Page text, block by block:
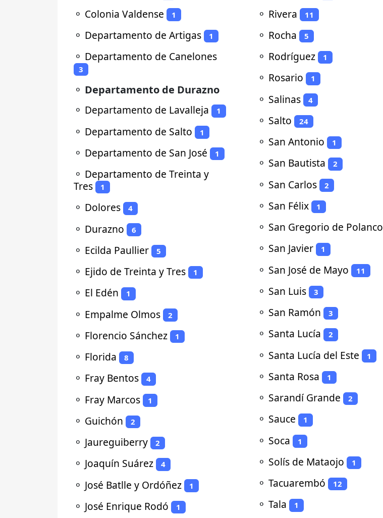
⚬ Colonia Valdense 1
⚬ Departamento de Artigas 1
⚬ Departamento de Canelones
3
⚬ Departamento de Durazno
⚬ Departamento de Lavalleja 1
⚬ Departamento de Salto 1
⚬ Departamento de San José 1
⚬ Departamento de Treinta y
Tres
1
⚬ Dolores 4
⚬ Durazno 6
⚬ Ecilda Paullier 5
⚬ Ejido de Treinta y Tres 1
⚬ El Edén 1
⚬ Empalme Olmos 2
⚬ Florencio Sánchez 1
⚬ Florida 8
⚬ Fray Bentos 4
⚬ Fray Marcos 1
⚬ Guichón 2
⚬ Jaureguiberry 2
⚬ Joaquín Suárez 4
⚬ José Batlle y Ordóñez 1
⚬ José Enrique Rodó 1
⚬ Rivera 11
⚬ Rocha 5
⚬ Rodríguez 1
⚬ Rosario 1
⚬ Salinas 4
⚬ Salto 24
⚬ San Antonio 1
⚬ San Bautista 2
⚬ San Carlos 2
⚬ San Félix 1
⚬ San Gregorio de Polanco
⚬ San Javier 1
⚬ San José de Mayo 11
⚬ San Luis 3
⚬ San Ramón 3
⚬ Santa Lucía 2
⚬ Santa Lucía del Este 1
⚬ Santa Rosa 1
⚬ Sarandí Grande 2
⚬ Sauce 1
⚬ Soca 1
⚬ Solís de Mataojo 1
⚬ Tacuarembó 12
⚬ Tala 1